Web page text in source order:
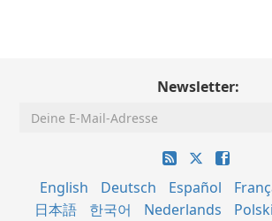
Newsletter:
English Deutsch Español
日本語
한국어 Nederlands Polski